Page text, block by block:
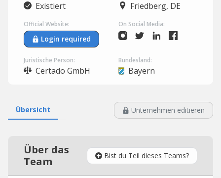
Existiert Friedberg, DE
Official Website:
Login required
On Social Media:
Juristische Person:
Certado GmbH
Bundesland:
Bayern
Übersicht Unternehmen editieren
Über das
Team
Bist du Teil dieses Teams?